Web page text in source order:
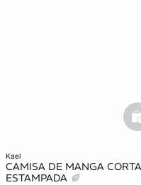
kael
CAMISA DE MANGA CORTA
ESTAMPADA